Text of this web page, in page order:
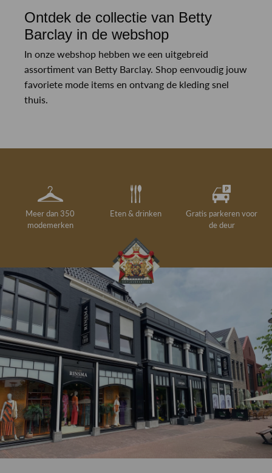
Ontdek de collectie van Betty
Barclay in de webshop
In onze webshop hebben we een uitgebreid
assortiment van Betty Barclay. Shop eenvoudig jouw
favoriete mode items en ontvang de kleding snel
thuis.
Meer dan 350
modemerken
Eten & drinken
Gratis parkeren voor
de deur
drankje
Gratis retourneren in
de winkel
Deskundig
kledingadvies